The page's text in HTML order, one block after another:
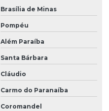
Brasília de Minas
Pompéu
Além Paraíba
Santa Bárbara
Cláudio
Carmo do Paranaíba
Coromandel